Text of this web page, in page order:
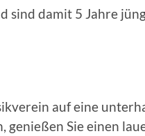
sind damit 5 Jahre
auf eine
Sie einen